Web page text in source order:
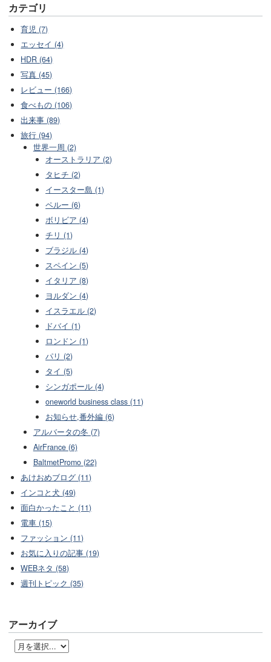
カテゴリ
育児 (7)
エッセイ (4)
HDR (64)
写真 (45)
レビュー (166)
食べもの (106)
出来事 (89)
旅行 (94)
世界一周 (2)
オーストラリア (2)
タヒチ (2)
イースター島 (1)
ペルー (6)
ボリビア (4)
チリ (1)
ブラジル (4)
スペイン (5)
イタリア (8)
ヨルダン (4)
イスラエル (2)
ドバイ (1)
ロンドン (1)
パリ (2)
タイ (5)
シンガポール (4)
oneworld business class (11)
お知らせ,番外編 (6)
アルバータの冬 (7)
AirFrance (6)
BaltmetPromo (22)
あけおめブログ (11)
インコと犬 (49)
面白かったこと (11)
電車 (15)
ファッション (11)
お気に入りの記事 (19)
WEBネタ (58)
週刊トピック (35)
アーカイブ